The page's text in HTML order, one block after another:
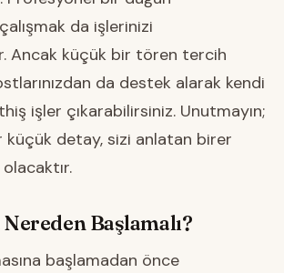
da işlerinizi
Ancak küçük bir tören tercih
da destek alarak kendi
işler çıkarabilirsiniz. Unutmayın;
detay, sizi anlatan birer
Başlamalı?
başlamadan önce